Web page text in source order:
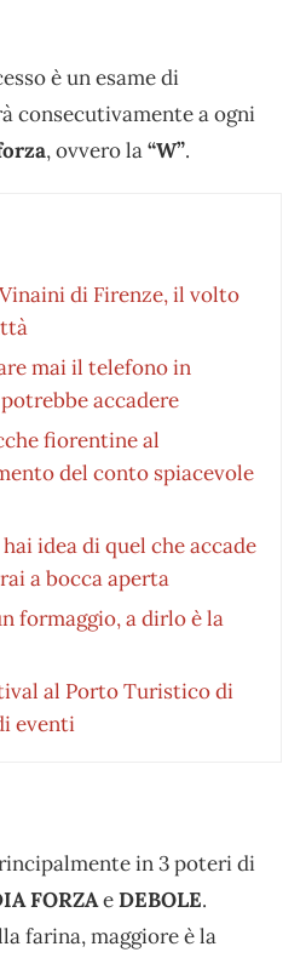
è un esame di
consecutivamente a ogni
, ovvero la“W”.
di Firenze, il volto
mai il telefono in
accadere
fiorentine al
del conto spiacevole
idea di quel che accade
a bocca aperta
formaggio, a dirlo è la
al Porto Turistico di
eventi
in 3 poteri di
FORZAeDEBOLE.
farina, maggiore è la